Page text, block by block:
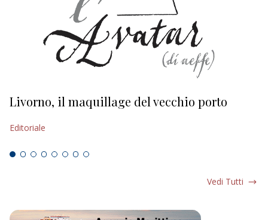
Livorno, il maquillage del vecchio porto
Editoriale
Vedi Tutti